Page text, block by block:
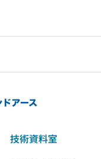
技術資料室